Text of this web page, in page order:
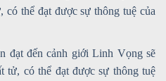
có thể đạt được sự thông tuệ của
đạt đến cảnh giới Linh Vọng sẽ
tử, có thể đạt được sự thông tuệ